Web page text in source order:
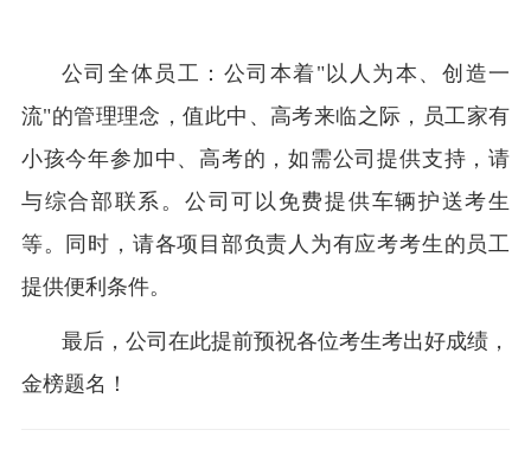
公司全体员工：公司本着"以人为本、创造一
流"的管理理念，值此中、高考来临之际，员工家有
小孩今年参加中、高考的，如需公司提供支持，请
与综合部联系。公司可以免费提供车辆护送考生
等。同时，请各项目部负责人为有应考考生的员工
提供便利条件。
最后，公司在此提前预祝各位考生考出好成绩，
金榜题名！